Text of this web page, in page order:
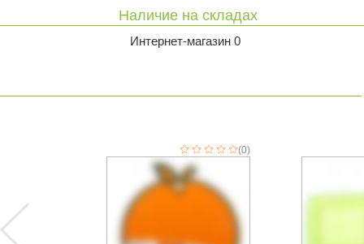
Наличие на складах
Интернет-магазин 0
(0)